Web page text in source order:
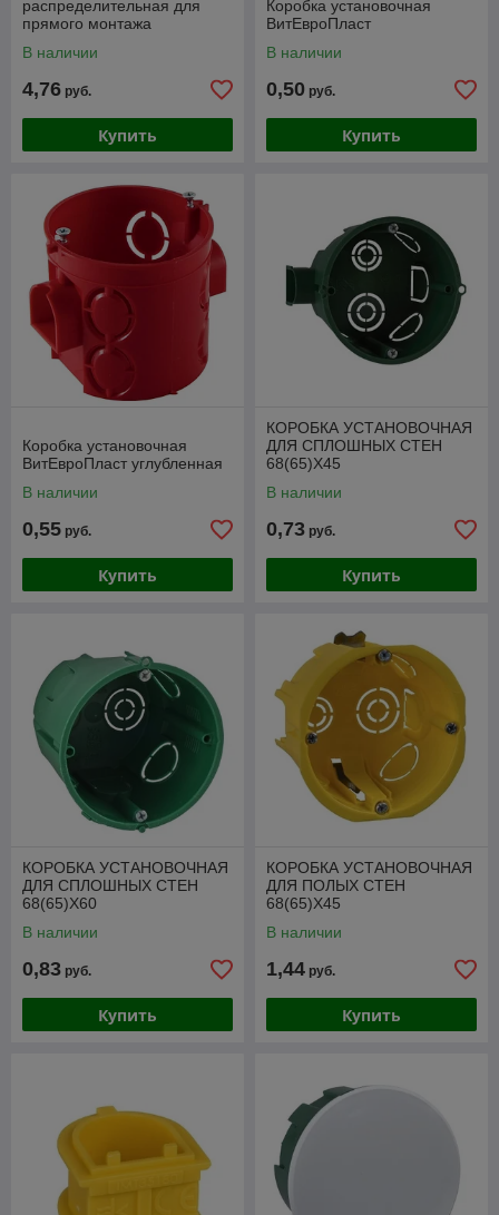
распределительная для
прямого монтажа
безгалогенная (HF) чёрная
В наличии
4,76 руб.
Купить
Коробка установочная
ВитЕвроПласт
В наличии
0,50 руб.
Купить
Коробка установочная
ВитЕвроПласт углубленная
В наличии
0,55 руб.
Купить
КОРОБКА УСТАНОВОЧНАЯ
ДЛЯ СПЛОШНЫХ СТЕН
68(65)X45
В наличии
0,73 руб.
Купить
КОРОБКА УСТАНОВОЧНАЯ
ДЛЯ СПЛОШНЫХ СТЕН
68(65)X60
В наличии
0,83 руб.
Купить
КОРОБКА УСТАНОВОЧНАЯ
ДЛЯ ПОЛЫХ СТЕН
68(65)X45
В наличии
1,44 руб.
Купить